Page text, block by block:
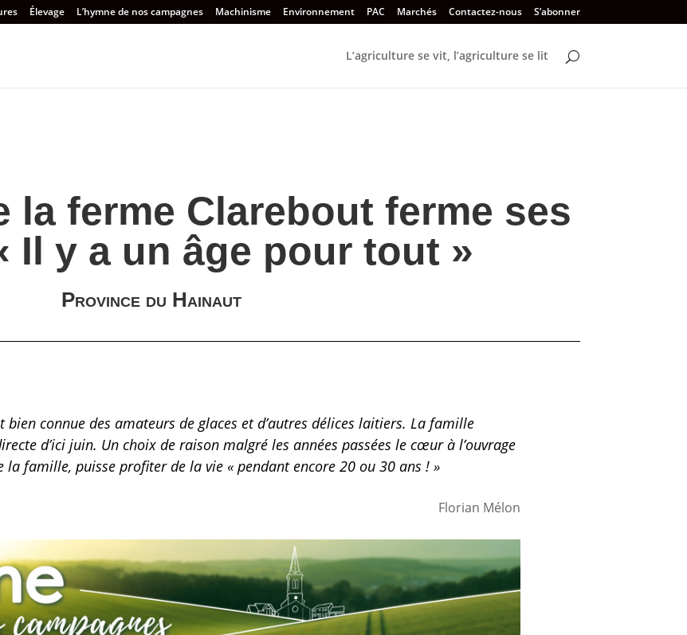
Élevage L’hymne de nos campagnes Machinisme Environnement PAC Marchés Contactez-nous S’abonner
L’agriculture se vit, l’agriculture se lit
la ferme Clarebout ferme ses
Il y a un âge pour tout »
Province du Hainaut
bien connue des amateurs de glaces et d’autres délices laitiers. La famille
d’ici juin. Un choix de raison malgré les années passées le cœur à l’ouvrage
famille, puisse profiter de la vie « pendant encore 20 ou 30 ans ! »
Florian Mélon